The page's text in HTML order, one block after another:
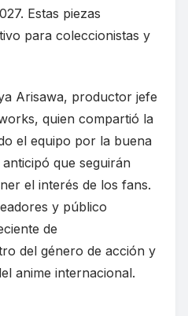
Estas piezas
para coleccionistas y
Arisawa, productor jefe
quien compartió la
el equipo por la buena
que seguirán
el interés de los fans.
y público
de
del género de acción y
anime internacional.